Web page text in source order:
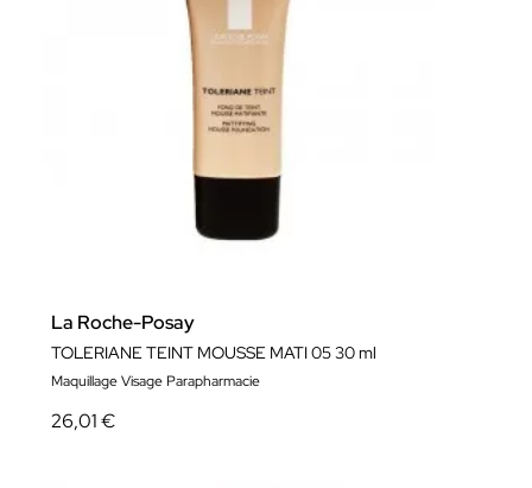
La Roche-Posay
TOLERIANE TEINT MOUSSE MATI 05 30 ml
Maquillage Visage Parapharmacie
26,01 €